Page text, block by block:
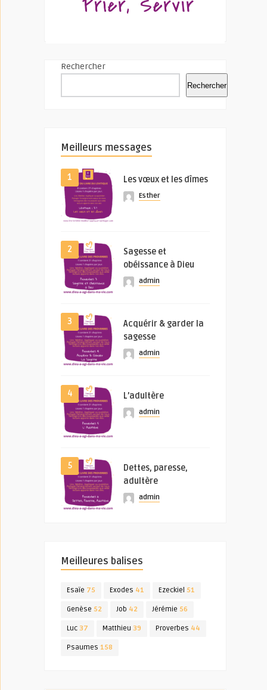
Rechercher
Rechercher
Meilleurs messages
1 Les vœux et les dîmes
Esther
2
Sagesse et
obéissance à Dieu
admin
3
Acquérir & garder la
sagesse
admin
4 L’adultère
admin
5
Dettes, paresse,
adultère
admin
Meilleures balises
Esaïe 75 Exodes 41 Ezeckiel 51
Genèse 52 Job 42 Jérémie 56
Luc 37 Matthieu 39 Proverbes 44
Psaumes 158